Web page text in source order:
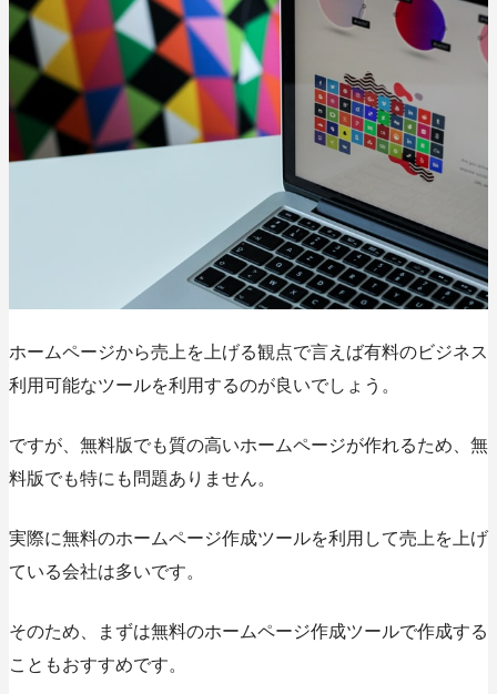
ホームページから売上を上げる観点で言えば有料のビジネス
利用可能なツールを利用するのが良いでしょう。
ですが、無料版でも質の高いホームページが作れるため、無
料版でも特にも問題ありません。
実際に無料のホームページ作成ツールを利用して売上を上げ
ている会社は多いです。
そのため、まずは無料のホームページ作成ツールで作成する
こともおすすめです。